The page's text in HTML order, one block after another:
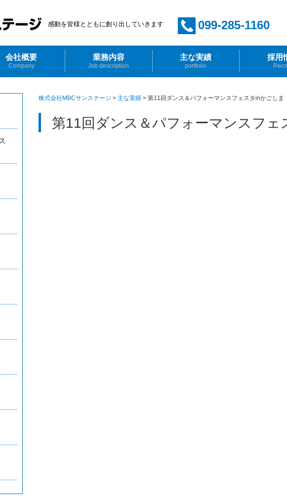
感動を皆様とともに創り出していきます 099-285-1160
会社概要
Company
業務内容
Job description
主な実績
portfolio
採用
株式会社MBCサンステージ > 主な実績> 第11回ダンス＆パフォーマンスフェスタinかごしま
第11回ダンス＆パフォーマンスフェ